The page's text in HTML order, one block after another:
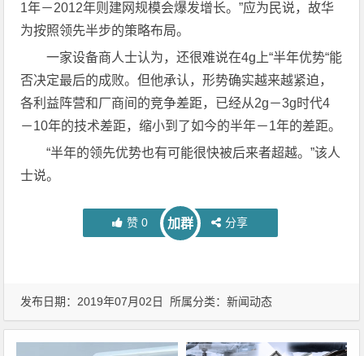
1年－2012年则建网规模会爆发增长。”应为民说，故华
为按照领先半步的策略布局。
一家设备商人士认为，还很难说在4g上“半年优势“能
否决定最后的成败。但他承认，形势确实越来越紧迫，
各利益阵营和厂商间的竞争差距，已经从2g－3g时代4
－10年的技术差距，缩小到了如今的半年－1年的差距。
“半年的领先优势也有可能很快被后来者超越。”该人
士说。
赞 0 加群 分享
发布日期：2019年07月02日 所属分类：新闻动态